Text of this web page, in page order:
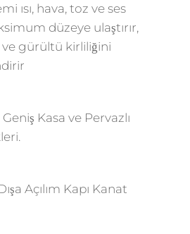
ısı, hava, toz ve ses
düzeye ulaştırır,
ve gürültü kirliliğini
Kasa ve Pervazlı
Açılım Kapı Kanat